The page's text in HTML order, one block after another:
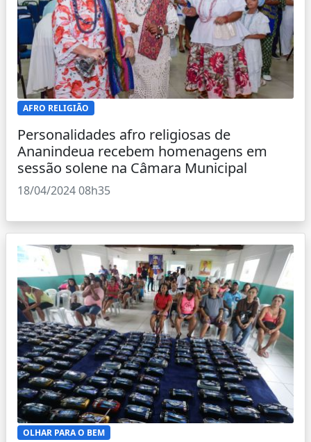
AFRO RELIGIÃO
Personalidades afro religiosas de
Ananindeua recebem homenagens em
sessão solene na Câmara Municipal
18/04/2024 08h35
OLHAR PARA O BEM